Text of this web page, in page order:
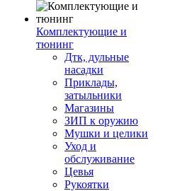
Комплектующие и
тюнинг
Дтк, дульные
насадки
Приклады,
затыльники
Магазины
ЗИП к оружию
Мушки и целики
Уход и
обслуживание
Цевья
Рукоятки